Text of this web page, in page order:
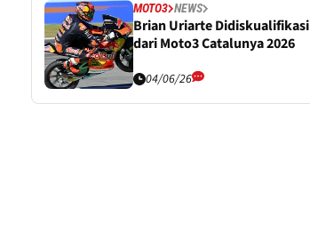
MOTO3 NEWS
Brian Uriarte Didiskualifikasi
dari Moto3 Catalunya 2026
04/06/26